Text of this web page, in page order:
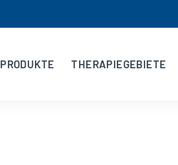
PRODUKTE THERAPIEGEBIETE